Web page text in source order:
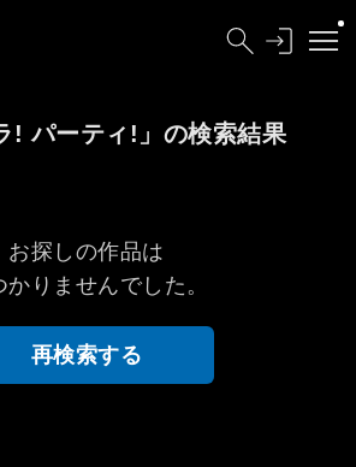
! パーティ!」の検索結果
お探しの作品は
かりませんでした。
再検索する